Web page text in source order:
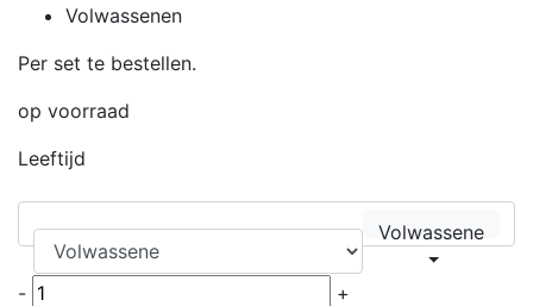
Volwassenen
Per set te bestellen.
op voorraad
Leeftijd
Volwassene
- +